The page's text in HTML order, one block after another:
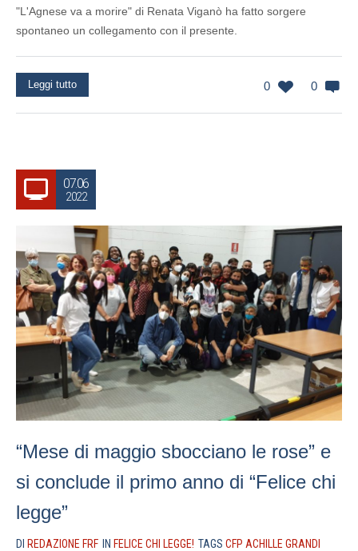
"L'Agnese va a morire" di Renata Viganò ha fatto sorgere
spontaneo un collegamento con il presente.
0 0
Leggi tutto
07.06
2022
“Mese di maggio sbocciano le rose” e
si conclude il primo anno di “Felice chi
legge”
DI REDAZIONE FRF IN FELICE CHI LEGGE! TAGS CFP ACHILLE GRANDI